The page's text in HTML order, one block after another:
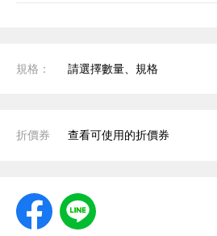
規格： 請選擇數量、規格
折價券 查看可使用的折價券